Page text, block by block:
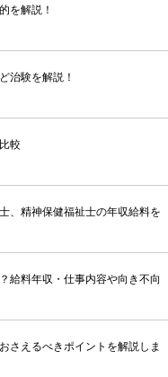
を解説！
治験を解説！
較
、精神保健福祉士の年収給料を
給料年収・仕事内容や向き不向
さえるべきポイントを解説しま